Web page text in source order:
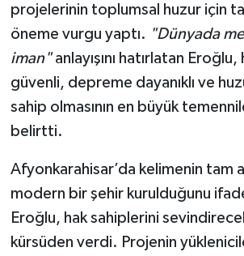
projelerinin toplumsal huzur için
öneme vurgu yaptı. "Dünyada
iman"anlayışını hatırlatan
güvenli, depreme dayanıklı ve
sahip olmasının en büyük
belirtti.
Afyonkarahisar’da kelimenin tam
modern bir şehir kurulduğunu
Eroğlu, hak sahiplerini
kürsüden verdi. Projenin